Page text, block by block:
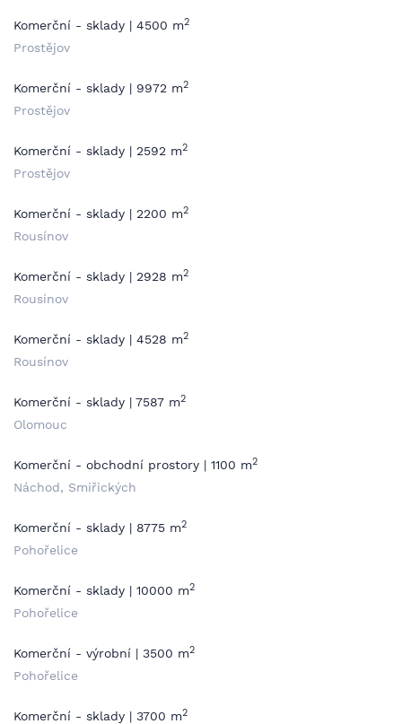
Komerční - sklady | 4500 m2
Prostějov
Komerční - sklady | 9972 m2
Prostějov
Komerční - sklady | 2592 m2
Prostějov
Komerční - sklady | 2200 m2
Rousínov
Komerční - sklady | 2928 m2
Rousínov
Komerční - sklady | 4528 m2
Rousínov
Komerční - sklady | 7587 m2
Olomouc
Komerční - obchodní prostory | 1100 m2
Náchod, Smiřických
Komerční - sklady | 8775 m2
Pohořelice
Komerční - sklady | 10000 m2
Pohořelice
Komerční - výrobní | 3500 m2
Pohořelice
Komerční - sklady | 3700 m2